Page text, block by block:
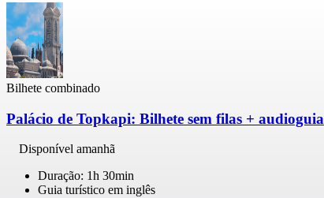
Bilhete combinado
Palácio de Topkapi: Bilhete sem filas + audioguia
Disponível amanhã
Duração: 1h 30min
Guia turístico em inglês